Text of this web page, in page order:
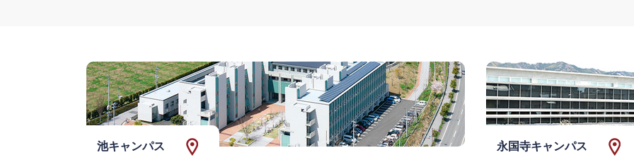
池キャンパス 永国寺キャンパス